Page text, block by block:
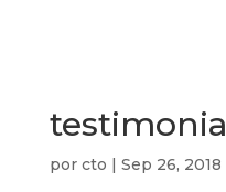
por cto | Sep 26, 2018